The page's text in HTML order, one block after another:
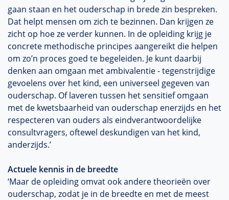
gaan staan en het ouderschap in brede zin bespreken.
Dat helpt mensen om zich te bezinnen. Dan krijgen ze
zicht op hoe ze verder kunnen. In de opleiding krijg je
concrete methodische principes aangereikt die helpen
om zo’n proces goed te begeleiden. Je kunt daarbij
denken aan omgaan met ambivalentie - tegenstrijdige
gevoelens over het kind, een universeel gegeven van
ouderschap. Of laveren tussen het sensitief omgaan
met de kwetsbaarheid van ouderschap enerzijds en het
respecteren van ouders als eindverantwoordelijke
consultvragers, oftewel deskundigen van het kind,
anderzijds.’
Actuele kennis in de breedte
‘Maar de opleiding omvat ook andere theorieën over
ouderschap, zodat je in de breedte en met de meest